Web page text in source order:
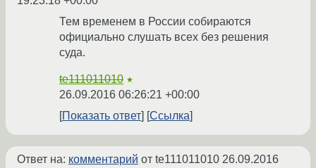
Тем временем в России собираются
официально слушать всех без решения
суда.
te111011010 ★
26.09.2016 06:26:21 +00:00
Показать ответ
Ссылка
Ответ на: комментарий от te111011010 26.09.2016